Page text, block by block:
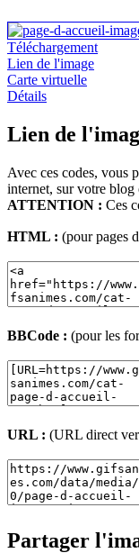
Téléchargement
Lien de l'image
Carte virtuelle
Détails
Lien de
Avec ces codes, vous
internet, sur votre
ATTENTION : Ces
HTML : (pour pages
BBCode : (pour les
URL : (URL direct
Partager